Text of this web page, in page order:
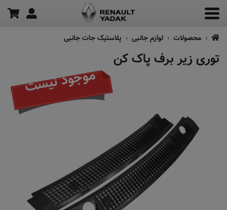
محصولات لوازم جانبی پلاستیک جات جانبی
توری زیر برف پاک کن
موجود نیست